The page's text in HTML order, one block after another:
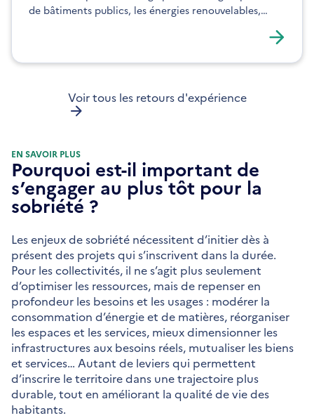
de bâtiments publics, les énergies renouvelables,
Voir tous les retours d'expérience
EN SAVOIR PLUS
Pourquoi est-il important de
s’engager au plus tôt pour la
sobriété ?
Les enjeux de sobriété nécessitent d’initier dès à
présent des projets qui s’inscrivent dans la durée.
Pour les collectivités, il ne s’agit plus seulement
d’optimiser les ressources, mais de repenser en
profondeur les besoins et les usages : modérer la
consommation d’énergie et de matières, réorganiser
les espaces et les services, mieux dimensionner les
infrastructures aux besoins réels, mutualiser les biens
et services… Autant de leviers qui permettent
d’inscrire le territoire dans une trajectoire plus
durable, tout en améliorant la qualité de vie des
habitants.